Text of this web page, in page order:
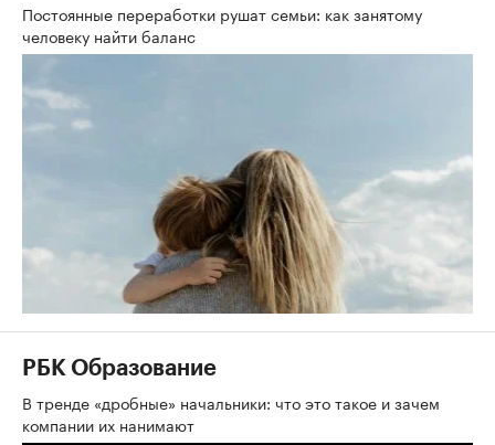
Постоянные переработки рушат семьи: как занятому
человеку найти баланс
РБК Образование
В тренде «дробные» начальники: что это такое и зачем
компании их нанимают